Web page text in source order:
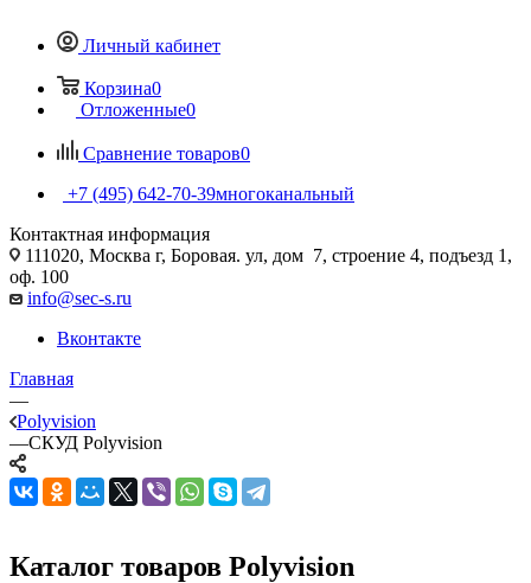
Личный кабинет
Корзина0
Отложенные0
Сравнение товаров0
+7 (495) 642-70-39многоканальный
Контактная информация
111020, Москва г, Боровая. ул, дом 7, строение 4, подъезд 1,
оф. 100
info@sec-s.ru
Вконтакте
Главная
—
Polyvision
—СКУД Polyvision
Каталог товаров Polyvision